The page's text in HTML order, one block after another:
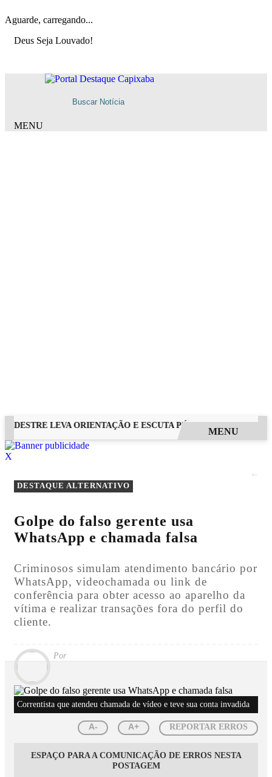
Aguarde, carregando...
Deus Seja Louvado!
MENU
LEVA ORIENTAÇÃO E ESCUTA PÚBLICA A VILA NOVA
MENU
X
DESTAQUE ALTERNATIVO
Golpe do falso gerente usa
WhatsApp e chamada falsa
Criminosos simulam atendimento bancário por
WhatsApp, videochamada ou link de
conferência para obter acesso ao aparelho da
vítima e realizar transações fora do perfil do
cliente.
Por
Correntista que atendeu chamada de vídeo e teve sua conta invadida
A- A+ REPORTAR ERROS
ESPAÇO PARA A COMUNICAÇÃO DE ERROS NESTA
POSTAGEM